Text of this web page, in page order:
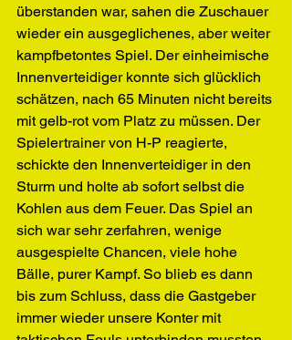
überstanden war, sahen die Zuschauer
wieder ein ausgeglichenes, aber weiter
kampfbetontes Spiel. Der einheimische
Innenverteidiger konnte sich glücklich
schätzen, nach 65 Minuten nicht bereits
mit gelb-rot vom Platz zu müssen. Der
Spielertrainer von H-P reagierte,
schickte den Innenverteidiger in den
Sturm und holte ab sofort selbst die
Kohlen aus dem Feuer. Das Spiel an
sich war sehr zerfahren, wenige
ausgespielte Chancen, viele hohe
Bälle, purer Kampf. So blieb es dann
bis zum Schluss, dass die Gastgeber
immer wieder unsere Konter mit